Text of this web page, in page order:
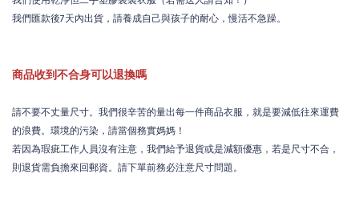
我們匯款後7天內出貨，請養成自己與孩子的耐心，慢活不急躁。
商品收到不合身可以退換嗎
請不要不丈量尺寸。我們很辛苦的量出每一件商品衣服，就是要減低往來運費
的浪費。環境的污染，請當個務實媽媽！
若因為瑕疵工作人員沒有注意，我們給予退貨或是減額優惠，若是尺寸不合，
則退貨需負擔來回郵資。請下單前務必注意尺寸問題。